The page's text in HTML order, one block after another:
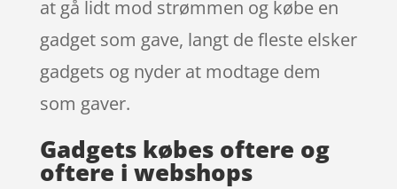
at gå lidt mod strømmen og købe en
gadget som gave, langt de fleste elsker
gadgets og nyder at modtage dem
som gaver.
Gadgets købes oftere og
oftere i webshops